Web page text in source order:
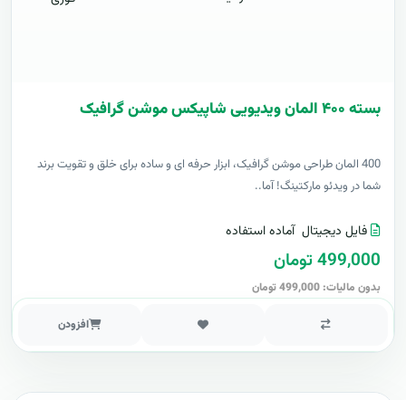
بسته ۴۰۰ المان ویدیویی شاپیکس موشن گرافیک
400 المان طراحی موشن گرافیک، ابزار حرفه ای و ساده برای خلق و تقویت برند
شما در ویدئو مارکتینگ! آما..
فایل دیجیتال آماده استفاده
499,000 تومان
بدون مالیات: 499,000 تومان
افزودن